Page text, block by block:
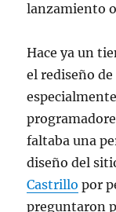
lanzamiento
Hace ya un
el rediseño
faltaba una
diseño del
Castrillo por
preguntaron